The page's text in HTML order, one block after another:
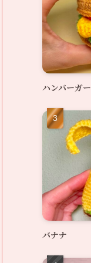
ハンバーガー
バナナ